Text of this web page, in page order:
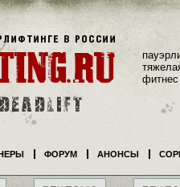
фитнес
ФОРУМ АНОНСЫ